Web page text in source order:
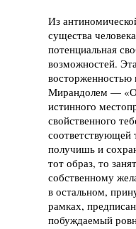
Из
существа
потенциальная
возможностей.
Мирандолем —
истинного
свойственного
соответствующей
получишь и
тот образ, то
собственному
в остальном,
рамках,
побуждаемый